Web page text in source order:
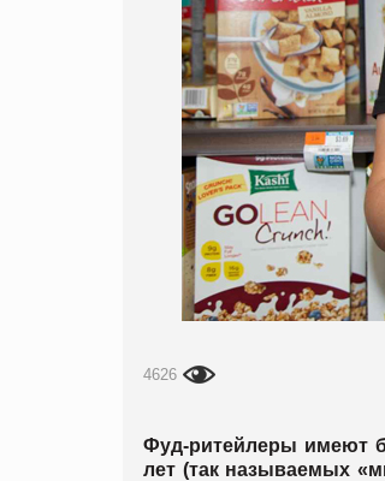
4626
Фуд-ритейлеры имеют
лет (так называемых